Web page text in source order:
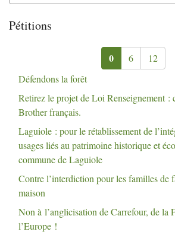
Pétitions
0 6
12
Défendons la forêt
Retirez le projet de Loi Renseignement :
Brother français.
Laguiole : pour le rétablissement de
usages liés au patrimoine historique et
commune de Laguiole
Contre l’interdiction pour les familles de
maison
Non à l’anglicisation de Carrefour, de la
l’Europe !